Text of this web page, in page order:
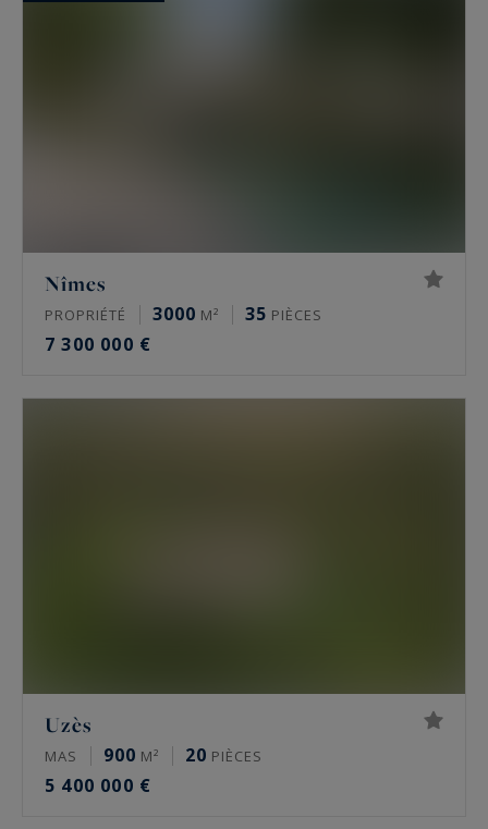
Nîmes
PROPRIÉTÉ 3000 M² 35 PIÈCES
7 300 000 €
Uzès
MAS 900 M² 20 PIÈCES
5 400 000 €